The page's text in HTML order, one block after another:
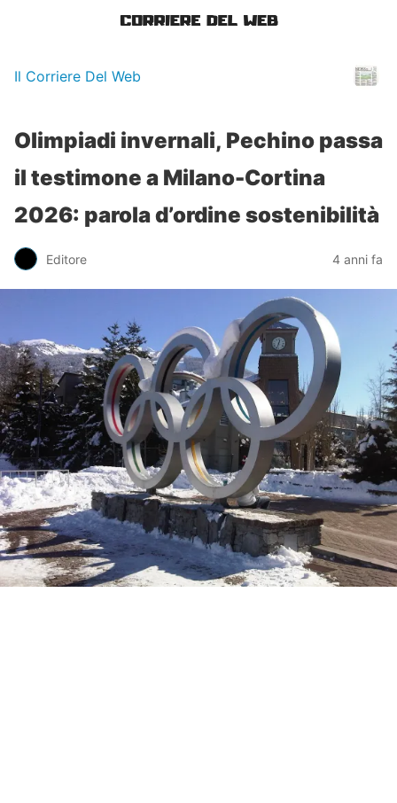
Il Corriere Del Web
Olimpiadi invernali, Pechino passa
il testimone a Milano-Cortina
2026: parola d’ordine sostenibilità
Editore 4 anni fa